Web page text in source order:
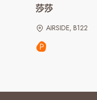
莎莎
AIRSIDE, B122